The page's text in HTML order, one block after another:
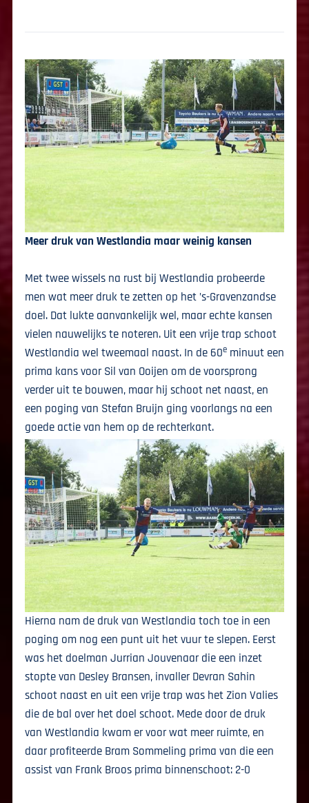
Meer druk van Westlandia maar weinig kansen
Met twee wissels na rust bij Westlandia probeerde
men wat meer druk te zetten op het ’s-Gravenzandse
doel. Dat lukte aanvankelijk wel, maar echte kansen
vielen nauwelijks te noteren. Uit een vrije trap schoot
Westlandia wel tweemaal naast. In de 60e minuut een
prima kans voor Sil van Ooijen om de voorsprong
verder uit te bouwen, maar hij schoot net naast, en
een poging van Stefan Bruijn ging voorlangs na een
goede actie van hem op de rechterkant.
Hierna nam de druk van Westlandia toch toe in een
poging om nog een punt uit het vuur te slepen. Eerst
was het doelman Jurrian Jouvenaar die een inzet
stopte van Desley Bransen, invaller Devran Sahin
schoot naast en uit een vrije trap was het Zion Valies
die de bal over het doel schoot. Mede door de druk
van Westlandia kwam er voor wat meer ruimte, en
daar profiteerde Bram Sommeling prima van die een
assist van Frank Broos prima binnenschoot: 2-0